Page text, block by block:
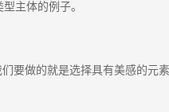
主体的例子。
要做的就是选择具有美感的元素